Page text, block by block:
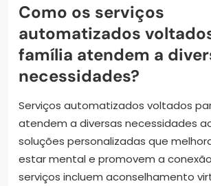
Como os serviços
automatizados
família atendem a
necessidades?
Serviços automatizados voltados
atendem a diversas necessidades
soluções personalizadas que
estar mental e promovem a
serviços incluem aconselhamento